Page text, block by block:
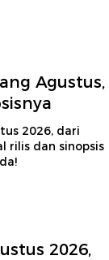
Agustus,
2026, dari
rilis dan sinopsis
2026,